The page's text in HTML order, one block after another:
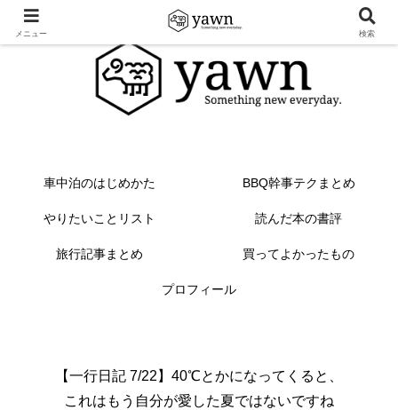
車中泊のはじめかた BBQ幹事テクまとめ
やりたいことリスト 読んだ本の書評
旅行記事まとめ 買ってよかったもの
プロフィール
【一行日記 7/22】40℃とかになってくると、
これはもう自分が愛した夏ではないですね
メニュー 検索